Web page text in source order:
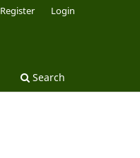
Search
Register Login